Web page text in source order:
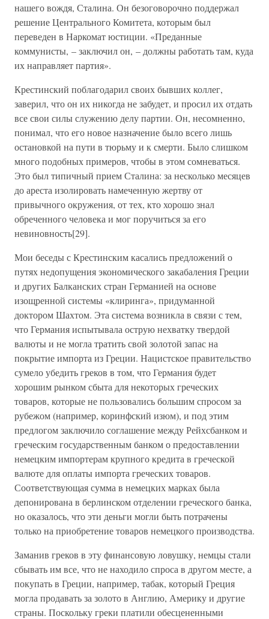
нашего вождя, Сталина. Он безоговорочно поддержал
решение Центрального Комитета, которым был
переведен в Наркомат юстиции. «Преданные
коммунисты, – заключил он, – должны работать там, куда
их направляет партия».
Крестинский поблагодарил своих бывших коллег,
заверил, что он их никогда не забудет, и просил их отдать
все свои силы служению делу партии. Он, несомненно,
понимал, что его новое назначение было всего лишь
остановкой на пути в тюрьму и к смерти. Было слишком
много подобных примеров, чтобы в этом сомневаться.
Это был типичный прием Сталина: за несколько месяцев
до ареста изолировать намеченную жертву от
привычного окружения, от тех, кто хорошо знал
обреченного человека и мог поручиться за его
невиновность[29].
Мои беседы с Крестинским касались предложений о
путях недопущения экономического закабаления Греции
и других Балканских стран Германией на основе
изощренной системы «клиринга», придуманной
доктором Шахтом. Эта система возникла в связи с тем,
что Германия испытывала острую нехватку твердой
валюты и не могла тратить свой золотой запас на
покрытие импорта из Греции. Нацистское правительство
сумело убедить греков в том, что Германия будет
хорошим рынком сбыта для некоторых греческих
товаров, которые не пользовались большим спросом за
рубежом (например, коринфский изюм), и под этим
предлогом заключило соглашение между Рейхсбанком и
греческим государственным банком о предоставлении
немецким импортерам крупного кредита в греческой
валюте для оплаты импорта греческих товаров.
Соответствующая сумма в немецких марках была
депонирована в берлинском отделении греческого банка,
но оказалось, что эти деньги могли быть потрачены
только на приобретение товаров немецкого производства.
Заманив греков в эту финансовую ловушку, немцы стали
сбывать им все, что не находило спроса в другом месте, а
покупать в Греции, например, табак, который Греция
могла продавать за золото в Англию, Америку и другие
страны. Поскольку греки платили обесцененными